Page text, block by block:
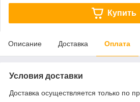
Купить
Описание Доставка Оплата
Условия доставки
Доставка осуществляется только по